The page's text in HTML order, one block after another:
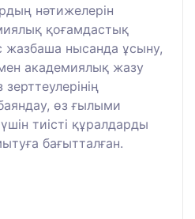
нәтижелерін
қоғамдастық
жазбаша нысанда ұсыну,
академиялық жазу
өз ғылыми
тиісті құралдарды
бағытталған.